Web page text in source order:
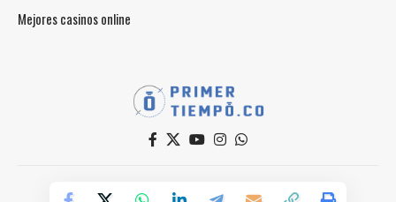
Mejores casinos online